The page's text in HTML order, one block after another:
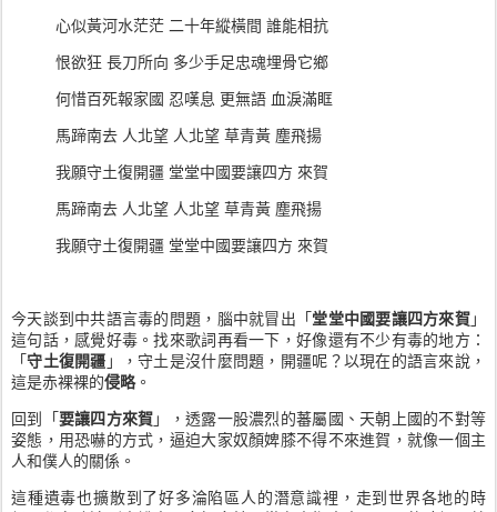
心似黃河水茫茫 二十年縱橫間 誰能相抗
恨欲狂 長刀所向 多少手足忠魂埋骨它鄉
何惜百死報家國 忍嘆息 更無語 血淚滿眶
馬蹄南去 人北望 人北望 草青黃 塵飛揚
我願守土復開疆 堂堂中國要讓四方 來賀
馬蹄南去 人北望 人北望 草青黃 塵飛揚
我願守土復開疆 堂堂中國要讓四方 來賀
今天談到中共語言毒的問題，腦中就冒出「堂堂中國要讓四方來賀」
這句話，感覺好毒。找來歌詞再看一下，好像還有不少有毒的地方：
「守土復開疆 」，守土是沒什麼問題，開疆呢？以現在的語言來說，
這是赤裸裸的侵略。
回到「要讓四方來賀」，透露一股濃烈的蕃屬國、天朝上國的不對等
姿態，用恐嚇的方式，逼迫大家奴顏婢膝不得不來進賀，就像一個主
人和僕人的關係。
這種遺毒也擴散到了好多淪陷區人的潛意識裡，走到世界各地的時